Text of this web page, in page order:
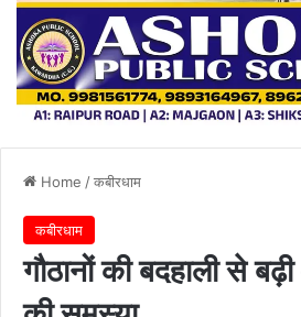
Home /कबीरधाम
कबीरधाम
गौठानों की बदहाली से